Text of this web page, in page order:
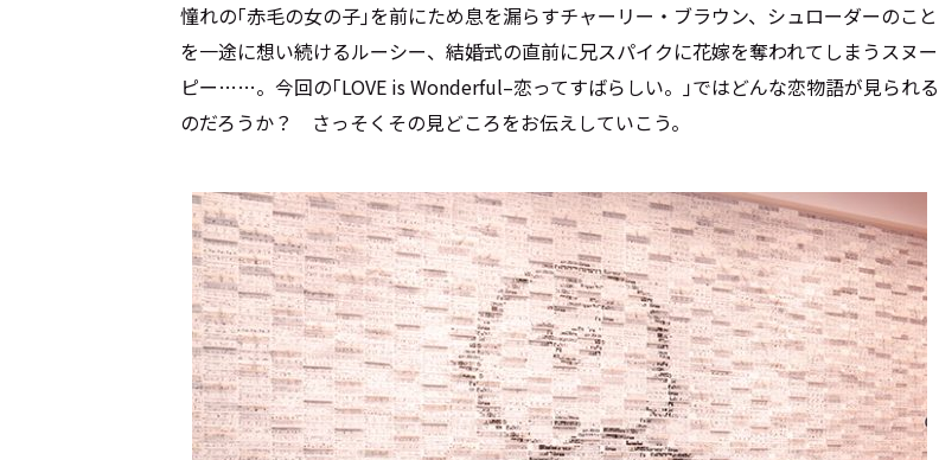
憧れの｢赤毛の女の子｣を前にため息を漏らすチャーリー・ブラウン、シュローダーのこと
を一途に想い続けるルーシー、結婚式の直前に兄スパイクに花嫁を奪われてしまうスヌー
ピー……。今回の｢LOVE is Wonderful–恋ってすばらしい。｣ではどんな恋物語が見られる
のだろうか？ さっそくその見どころをお伝えしていこう。